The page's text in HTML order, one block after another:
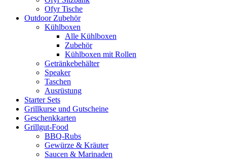
Ofyr Tische
Outdoor Zubehör
Kühlboxen
Alle Kühlboxen
Zubehör
Kühlboxen mit Rollen
Getränkebehälter
Speaker
Taschen
Ausrüstung
Starter Sets
Grillkurse und Gutscheine
Geschenkkarten
Grillgut-Food
BBQ-Rubs
Gewürze & Kräuter
Saucen & Marinaden